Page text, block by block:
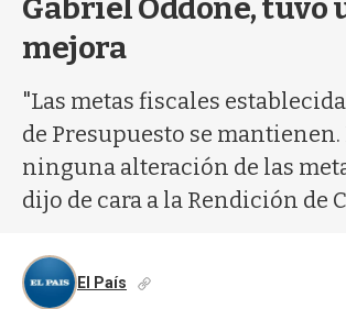
Gabriel Oddone, tuvo
mejora
"Las metas fiscales
de Presupuesto se mantienen.
ninguna alteración de las
dijo de cara a la Rendición de
El País